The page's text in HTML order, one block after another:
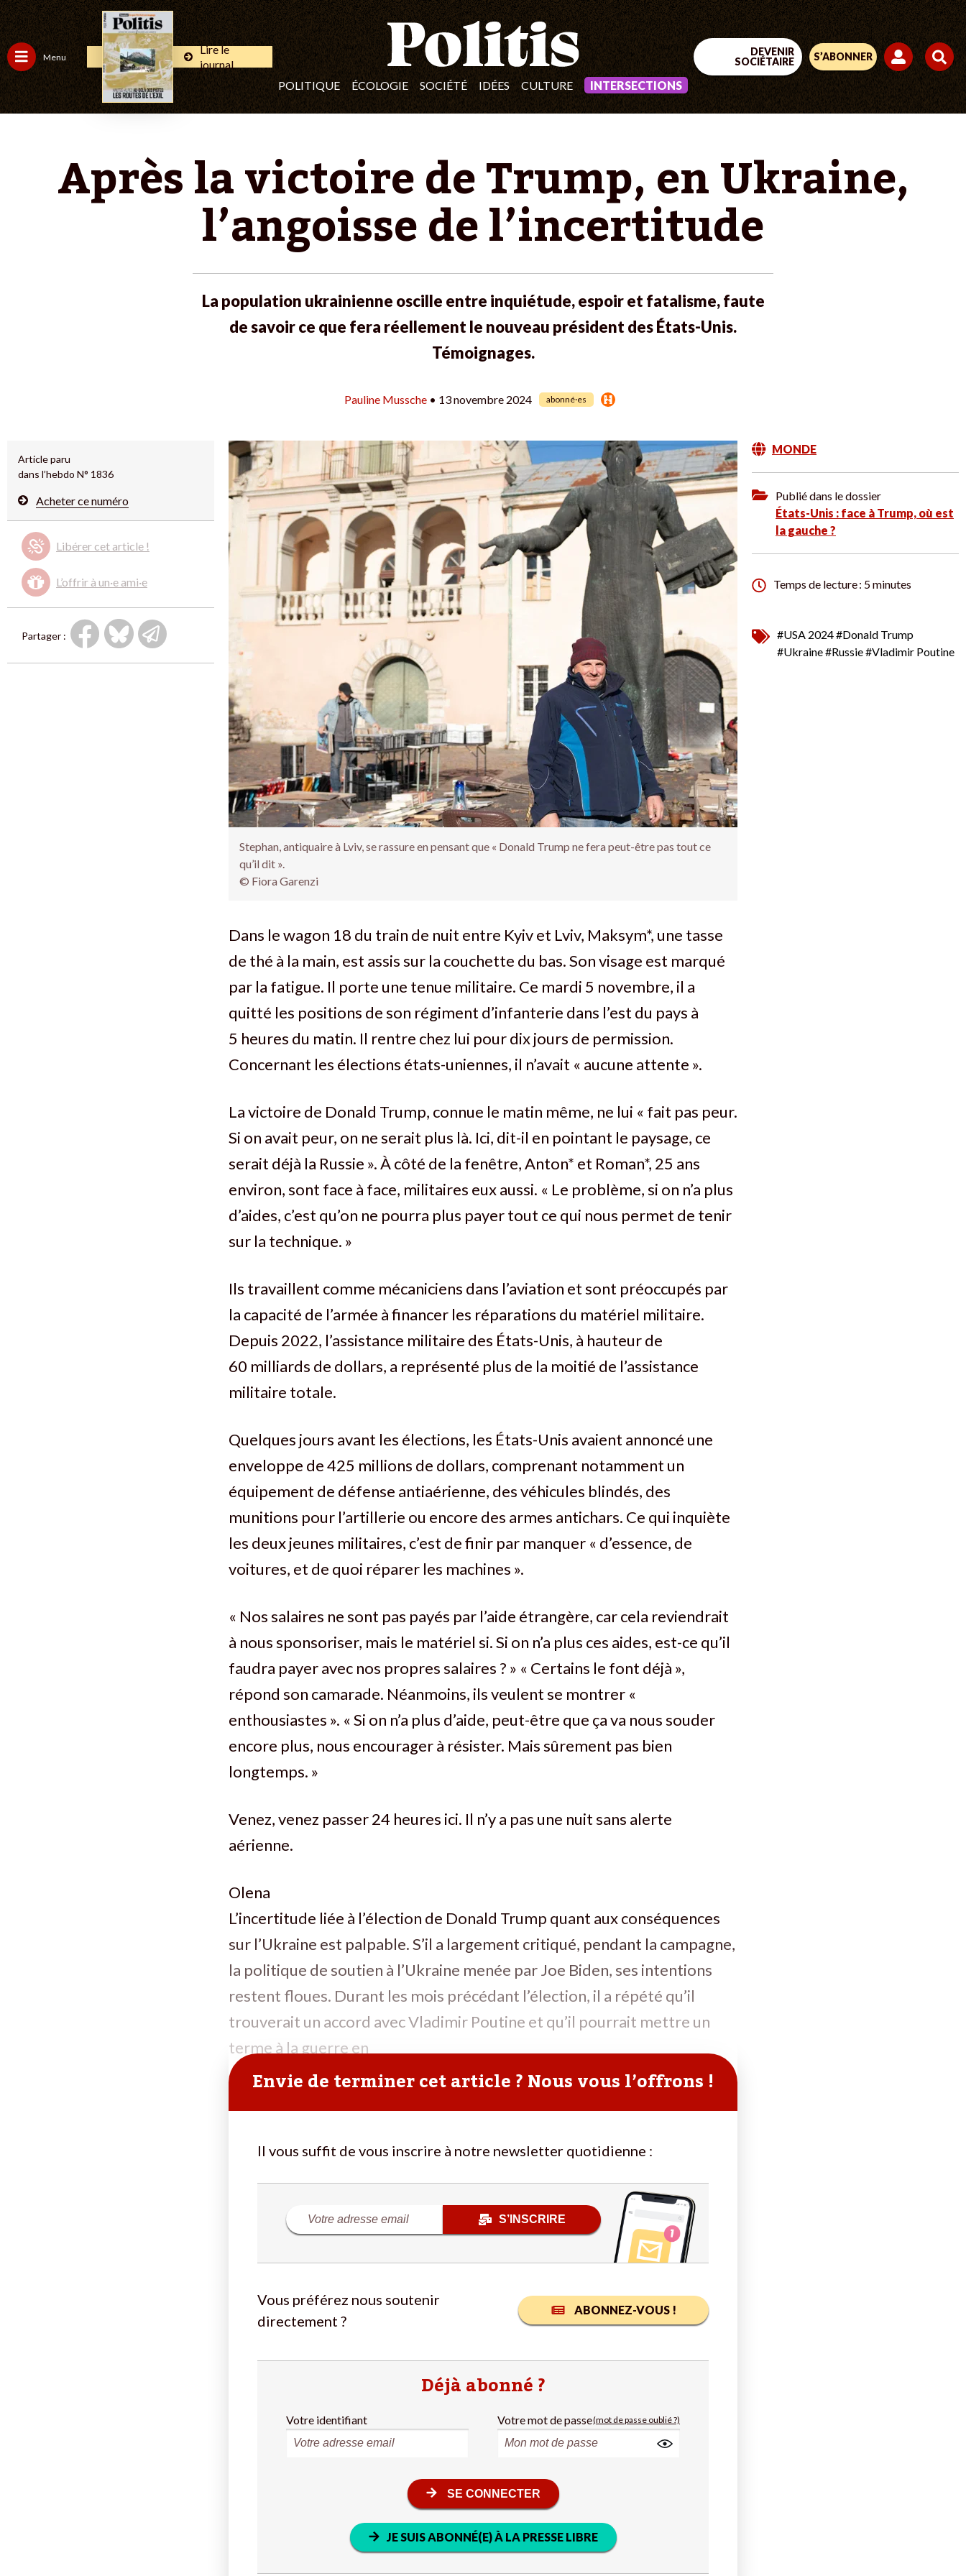
Menu
Lire le
journal
POLITIQUE
ÉCOLOGIE SOCIÉTÉ IDÉES CULTURE INTERSECTIONS
DEVENIR
SOCIÉTAIRE
S’ABONNER
Après la victoire de Trump, en Ukraine,
l’angoisse de l’incertitude
La population ukrainienne oscille entre inquiétude, espoir et fatalisme, faute
de savoir ce que fera réellement le nouveau président des États-Unis.
Témoignages.
Pauline Mussche • 13 novembre 2024 abonné·es
Article paru
dans l’hebdo N° 1836
Acheter ce numéro
Libérer cet article !
L’offrir à un·e ami·e
Partager :
Stephan, antiquaire à Lviv, se rassure en pensant que « Donald Trump ne fera peut-être pas tout ce
qu’il dit ».
© Fiora Garenzi
Dans le wagon 18 du train de nuit entre Kyiv et Lviv, Maksym*, une tasse
de thé à la main, est assis sur la couchette du bas. Son visage est marqué
par la fatigue. Il porte une tenue militaire. Ce mardi 5 novembre, il a
quitté les positions de son régiment d’infanterie dans l’est du pays à
5 heures du matin. Il rentre chez lui pour dix jours de permission.
Concernant les élections états-uniennes, il n’avait « aucune attente ».
La victoire de Donald Trump, connue le matin même, ne lui « fait pas peur.
Si on avait peur, on ne serait plus là. Ici, dit-il en pointant le paysage, ce
serait déjà la Russie ». À côté de la fenêtre, Anton* et Roman*, 25 ans
environ, sont face à face, militaires eux aussi. « Le problème, si on n’a plus
d’aides, c’est qu’on ne pourra plus payer tout ce qui nous permet de tenir
sur la technique. »
Ils travaillent comme mécaniciens dans l’aviation et sont préoccupés par
la capacité de l’armée à financer les réparations du matériel militaire.
Depuis 2022, l’assistance militaire des États-Unis, à hauteur de
60 milliards de dollars, a représenté plus de la moitié de l’assistance
militaire totale.
Quelques jours avant les élections, les États-Unis avaient annoncé une
enveloppe de 425 millions de dollars, comprenant notamment un
équipement de défense antiaérienne, des véhicules blindés, des
munitions pour l’artillerie ou encore des armes antichars. Ce qui inquiète
les deux jeunes militaires, c’est de finir par manquer « d’essence, de
voitures, et de quoi réparer les machines ».
« Nos salaires ne sont pas payés par l’aide étrangère, car cela reviendrait
à nous sponsoriser, mais le matériel si. Si on n’a plus ces aides, est-ce qu’il
faudra payer avec nos propres salaires ? » « Certains le font déjà »,
répond son camarade. Néanmoins, ils veulent se montrer «
enthousiastes ». « Si on n’a plus d’aide, peut-être que ça va nous souder
encore plus, nous encourager à résister. Mais sûrement pas bien
longtemps. »
Venez, venez passer 24 heures ici. Il n’y a pas une nuit sans alerte
aérienne.
Olena
L’incertitude liée à l’élection de Donald Trump quant aux conséquences
sur l’Ukraine est palpable. S’il a largement critiqué, pendant la campagne,
la politique de soutien à l’Ukraine menée par Joe Biden, ses intentions
restent floues. Durant les mois précédant l’élection, il a répété qu’il
trouverait un accord avec Vladimir Poutine et qu’il pourrait mettre un
terme à la guerre en
Envie de terminer cet article ? Nous vous l’offrons !
Il vous suffit de vous inscrire à notre newsletter quotidienne :
S’INSCRIRE
Vous préférez nous soutenir
directement ?
ABONNEZ-VOUS !
Déjà abonné ?
Votre identifiant Votre mot de passe(mot de passe oublié ?)
SE CONNECTER
JE SUIS ABONNÉ(E) À LA PRESSE LIBRE
MONDE
Publié dans le dossier
États-Unis : face à Trump, où est
la gauche ?
Temps de lecture : 5 minutes
#USA 2024#Donald Trump
#Ukraine#Russie#Vladimir Poutine